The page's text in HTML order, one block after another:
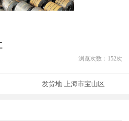
浏览次数： 152次
发货地: 上海市宝山区